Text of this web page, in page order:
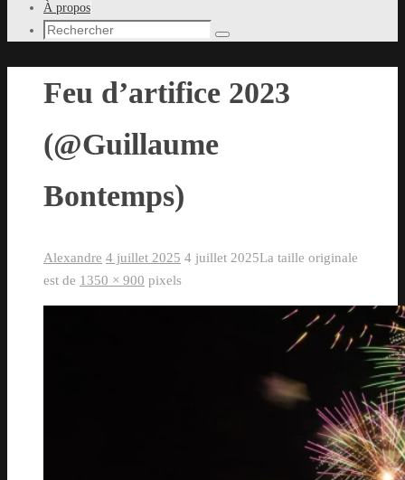
À propos
Recherche
Rechercher
Feu d’artifice 2023
(@Guillaume
Bontemps)
Alexandre 4 juillet 2025 4 juillet 2025La taille originale
est de 1350 × 900 pixels